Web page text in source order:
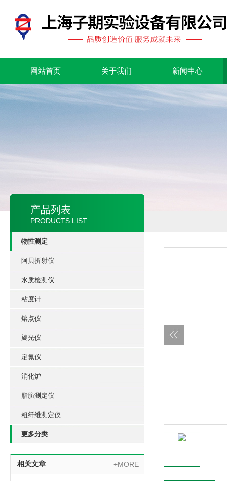
网站首页 关于我们 新闻中心
产品列表
PRODUCTS LIST
物性测定
阿贝折射仪
水质检测仪
粘度计
熔点仪
旋光仪
定氮仪
消化炉
脂肪测定仪
粗纤维测定仪
更多分类
相关文章 +MORE